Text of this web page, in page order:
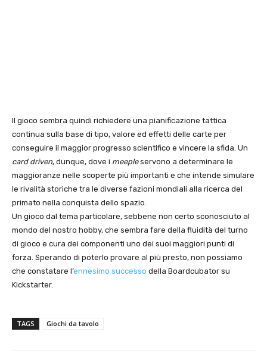
Il gioco sembra quindi richiedere una pianificazione tattica
continua sulla base di tipo, valore ed effetti delle carte per
conseguire il maggior progresso scientifico e vincere la sfida. Un
card driven, dunque, dove i meepleservono a determinare le
maggioranze nelle scoperte più importanti e che intende simulare
le rivalità storiche tra le diverse fazioni mondiali alla ricerca del
primato nella conquista dello spazio.
Un gioco dal tema particolare, sebbene non certo sconosciuto al
mondo del nostro hobby, che sembra fare della fluidità del turno
di gioco e cura dei componenti uno dei suoi maggiori punti di
forza. Sperando di poterlo provare al più presto, non possiamo
che constatare l’ennesimo successo della Boardcubator su
Kickstarter.
TAGS Giochi da tavolo